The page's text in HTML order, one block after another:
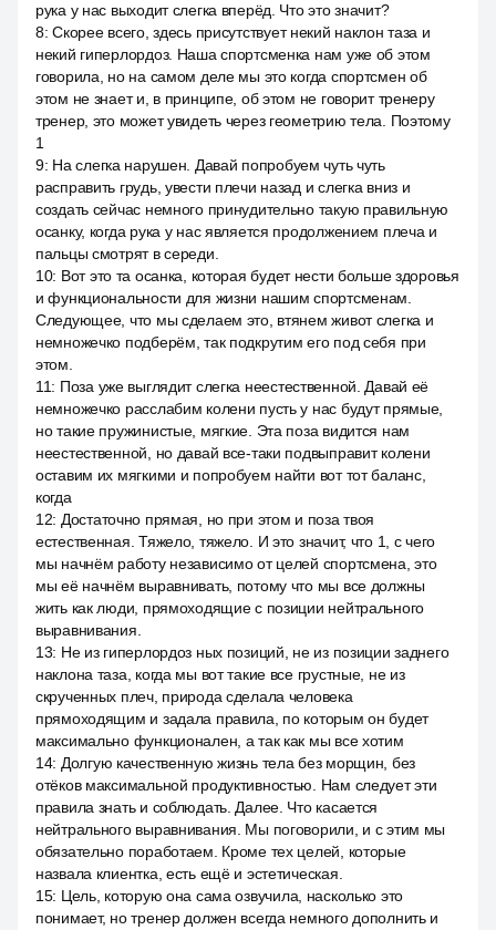
рука у нас выходит слегка вперёд. Что это значит?
8:Скорее всего, здесь присутствует некий наклон таза и
некий гиперлордоз. Наша спортсменка нам уже об этом
говорила, но на самом деле мы это когда спортсмен об
этом не знает и, в принципе, об этом не говорит тренеру
тренер, это может увидеть через геометрию тела. Поэтому
1
9: На слегка нарушен. Давай попробуем чуть чуть
расправить грудь, увести плечи назад и слегка вниз и
создать сейчас немного принудительно такую правильную
осанку, когда рука у нас является продолжением плеча и
пальцы смотрят в середи.
10: Вот это та осанка, которая будет нести больше здоровья
и функциональности для жизни нашим спортсменам.
Следующее, что мы сделаем это, втянем живот слегка и
немножечко подберём, так подкрутим его под себя при
этом.
11: Поза уже выглядит слегка неестественной. Давай её
немножечко расслабим колени пусть у нас будут прямые,
но такие пружинистые, мягкие. Эта поза видится нам
неестественной, но давай все-таки подвыправит колени
оставим их мягкими и попробуем найти вот тот баланс,
когда
12: Достаточно прямая, но при этом и поза твоя
естественная. Тяжело, тяжело. И это значит, что 1, с чего
мы начнём работу независимо от целей спортсмена, это
мы её начнём выравнивать, потому что мы все должны
жить как люди, прямоходящие с позиции нейтрального
выравнивания.
13: Не из гиперлордоз ных позиций, не из позиции заднего
наклона таза, когда мы вот такие все грустные, не из
скрученных плеч, природа сделала человека
прямоходящим и задала правила, по которым он будет
максимально функционален, а так как мы все хотим
14: Долгую качественную жизнь тела без морщин, без
отёков максимальной продуктивностью. Нам следует эти
правила знать и соблюдать. Далее. Что касается
нейтрального выравнивания. Мы поговорили, и с этим мы
обязательно поработаем. Кроме тех целей, которые
назвала клиентка, есть ещё и эстетическая.
15: Цель, которую она сама озвучила, насколько это
понимает, но тренер должен всегда немного дополнить и